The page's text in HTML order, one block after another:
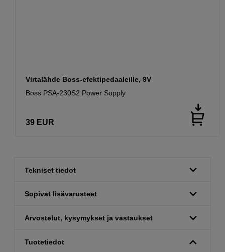
Virtalähde Boss-efektipedaaleille, 9V
Boss PSA-230S2 Power Supply
39 EUR
Tekniset tiedot
Sopivat lisävarusteet
Arvostelut, kysymykset ja vastaukset
Tuotetiedot